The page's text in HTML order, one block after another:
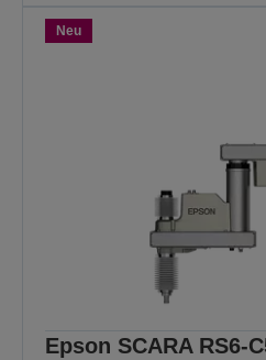
Neu
Epson SCARA RS6-